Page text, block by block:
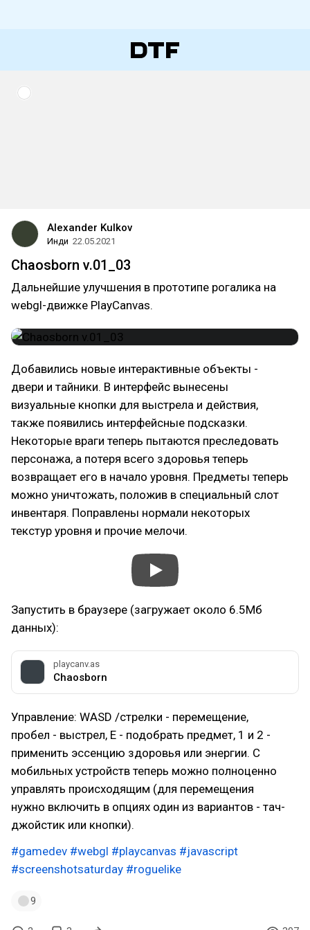
Alexander Kulkov
Инди 22.05.2021
Chaosborn v.01_03
Дальнейшие улучшения в прототипе рогалика на
webgl-движке PlayCanvas.
Добавились новые интерактивные объекты -
двери и тайники. В интерфейс вынесены
визуальные кнопки для выстрела и действия,
также появились интерфейсные подсказки.
Некоторые враги теперь пытаются преследовать
персонажа, а потеря всего здоровья теперь
возвращает его в начало уровня. Предметы теперь
можно уничтожать, положив в специальный слот
инвентаря. Поправлены нормали некоторых
текстур уровня и прочие мелочи.
Запустить в браузере (загружает около 6.5Мб
данных):
playcanv.as
Chaosborn
Управление: WASD /стрелки - перемещение,
пробел - выстрел, E - подобрать предмет, 1 и 2 -
применить эссенцию здоровья или энергии. С
мобильных устройств теперь можно полноценно
управлять происходящим (для перемещения
нужно включить в опциях один из вариантов - тач-
джойстик или кнопки).
#gamedev #webgl #playcanvas #javascript
#screenshotsaturday #roguelike
9